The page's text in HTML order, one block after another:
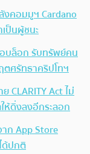
งคอมมูฯ Cardano
ป็นผู้ชนะ
บล็อก รับทรัพย์คน
ตศรัทธาคริปโทฯ
CLARITY Act ไม่
ห้ดิ่งลงอีกระลอก
ก App Store
ด้ปกติ